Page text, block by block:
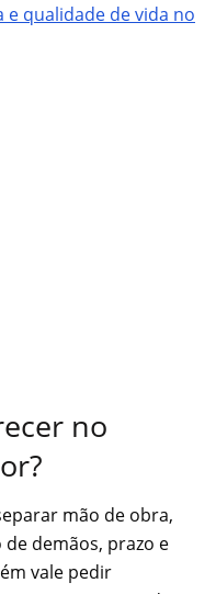
qualidade de vida no
no
mão de obra,
demãos, prazo e
vale pedir